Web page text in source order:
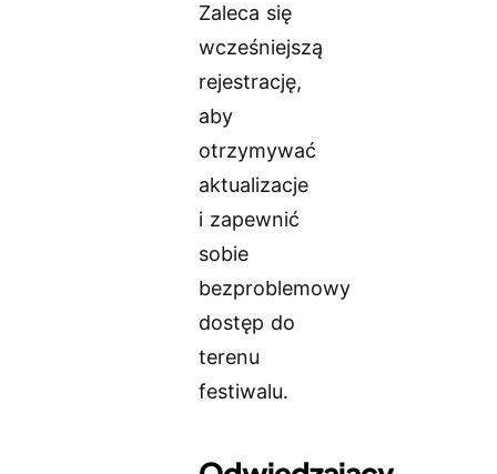
Zaleca się
wcześniejszą
rejestrację,
aby
otrzymywać
aktualizacje
i zapewnić
sobie
bezproblemowy
dostęp do
terenu
festiwalu.